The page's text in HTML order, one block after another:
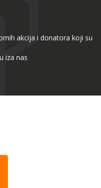
akcija i donatora koji su
iza nas